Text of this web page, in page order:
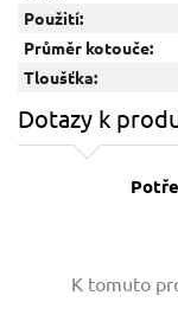
Použití:
Průměr kotouče:
Tloušťka:
Dotazy k
K tomuto